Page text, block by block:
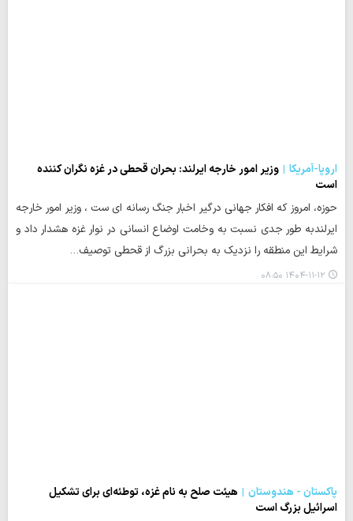
اروپا-آمریکا
وزیر امور خارجه ایرلند: بحران قحطی در غزه نگران کننده
است
حوزه، امروز که افکار جهانی درگیر اخبار جنگ رسانه ای ست ، وزیر امور خارجه
ایرلندبه طور جدی نسبت به وخامت اوضاع انسانی در نوار غزه هشدار داد و
شرایط این منطقه را نزدیک به بحرانی بزرگ از قحطی توصیف…
۱۴۰۴-۱۱-۱۲ ۰۸:۵۰
پاکستان - هندوستان
هیئت صلح به نام غزه، توطئه‌ای برای تشکیل
اسرائیل بزرگ است